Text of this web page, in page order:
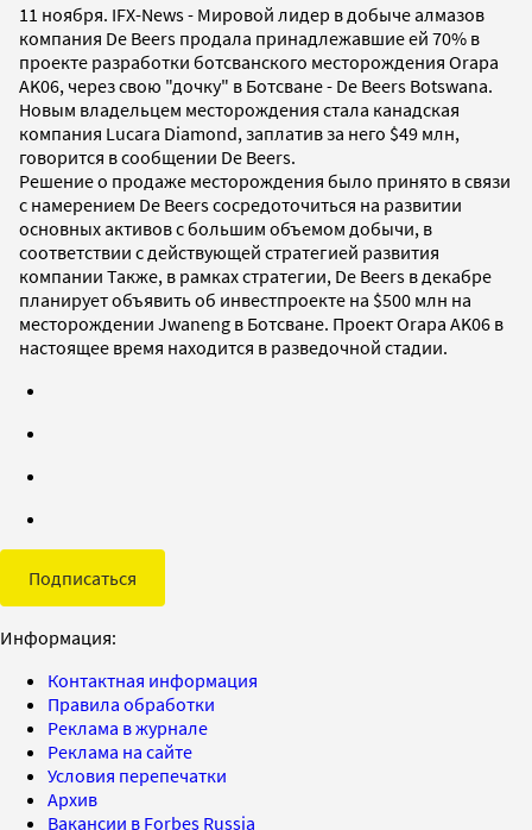
11 ноября. IFX-News - Мировой лидер в добыче алмазов
компания De Beers продала принадлежавшие ей 70% в
проекте разработки ботсванского месторождения Orapa
AK06, через свою "дочку" в Ботсване - De Beers Botswana.
Новым владельцем месторождения стала канадская
компания Lucara Diamond, заплатив за него $49 млн,
говорится в сообщении De Beers.
Решение о продаже месторождения было принято в связи
с намерением De Beers сосредоточиться на развитии
основных активов с большим объемом добычи, в
соответствии с действующей стратегией развития
компании Также, в рамках стратегии, De Beers в декабре
планирует объявить об инвестпроекте на $500 млн на
месторождении Jwaneng в Ботсване. Проект Orapa AK06 в
настоящее время находится в разведочной стадии.
Подписаться
Информация:
Контактная информация
Правила обработки
Реклама в журнале
Реклама на сайте
Условия перепечатки
Архив
Вакансии в Forbes Russia